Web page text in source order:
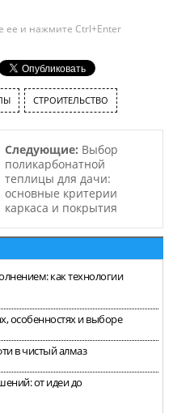
ее и нажмите Ctrl+Enter
СТРОИТЕЛЬСТВО
Следующие: Выбор
поликарбонатной
теплицы для дачи:
основные критерии
каркаса и покрытия
как технологии
особенностях и выборе
в чистый алмаз
от идеи до